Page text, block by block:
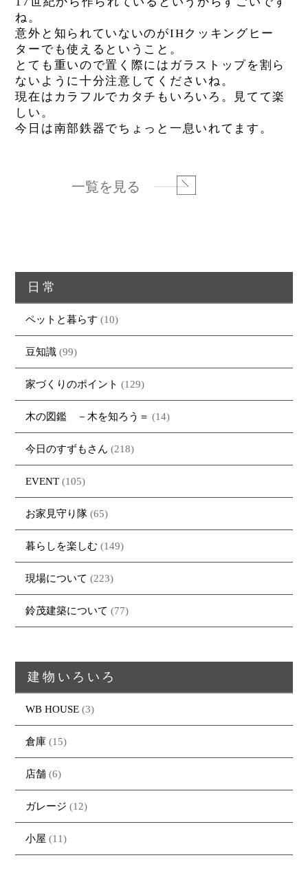
ね。
意外と知られていないのがIHクッキングヒー
ターでも使えるということ。
とても重いので置く際にはガラストップを割ら
ないように十分注意してくださいね。
現在はカラフルでカタチもいろいろ。見てて楽
しい。
今日は南部鉄器でちょっと一息いれてます。
一覧を見る
日常
ペットと暮らす (10)
豆知識 (99)
家づくりのポイント (129)
木の図鑑 －木を知ろう＝ (14)
今日のすずもさん (218)
EVENT (105)
お家見守り隊 (65)
暮らしを楽しむ (149)
現場について (223)
鈴茂建築について (77)
建物いろいろ
WB HOUSE (3)
倉庫 (15)
店舗 (6)
ガレージ (12)
小屋 (11)